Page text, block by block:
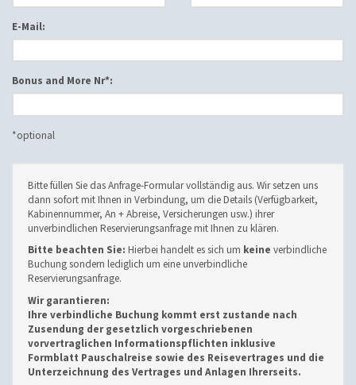
E-Mail:
Bonus and More Nr*:
*optional
Bitte füllen Sie das Anfrage-Formular vollständig aus. Wir setzen uns
dann sofort mit Ihnen in Verbindung, um die Details (Verfügbarkeit,
Kabinennummer, An + Abreise, Versicherungen usw.) ihrer
unverbindlichen Reservierungsanfrage mit Ihnen zu klären.
Bitte beachten Sie: Hierbei handelt es sich um keine verbindliche
Buchung sondern lediglich um eine unverbindliche
Reservierungsanfrage.
Wir garantieren:
Ihre verbindliche Buchung kommt erst zustande nach
Zusendung der gesetzlich vorgeschriebenen
vorvertraglichen Informationspflichten inklusive
Formblatt Pauschalreise sowie des Reisevertrages und die
Unterzeichnung des Vertrages und Anlagen Ihrerseits.